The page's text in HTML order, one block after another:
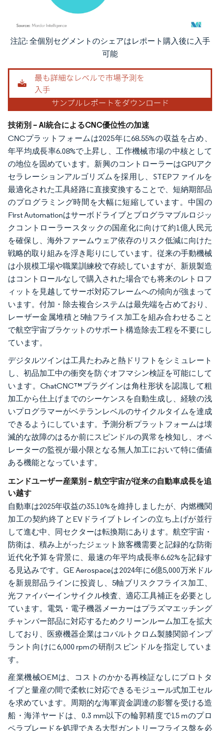
画像 © Mordor Intelligence。再利用にはCC BY 4.0の表示が必要です。
注記: 全個別セグメントのシェアはレポート購入後に入手
可能
技術別 – AI統合によるCNC優位性の加速
CNCプラットフォームは2025年に68.55%の収益を占め、
年平均成長率6.08%で上昇し、工作機械市場の中核として
の地位を固めています。新興のコントローラーはGPUアク
セラレーションアルゴリズムを採用し、STEPファイルを
最適化された工具経路に直接変換することで、短納期部品
のプログラミング時間を大幅に短縮しています。中国の
First Automationはサーボドライブとプログラマブルロジッ
クコントローラースタックの国産化に向けて約1億人民元
を確保し、海外ファームウェア依存のリスク低減に向けた
戦略的取り組みを浮き彫りにしています。従来の手動機械
は小規模工場や職業訓練校で存続していますが、新規製造
はコントロールなしで購入された場合でも将来のレトロフ
ィットを見越してサーボ対応フレームへの傾向が強まって
います。付加・除去複合システムは最先端を占めており、
レーザー金属堆積と5軸フライス加工を組み合わせること
で航空宇宙ブラケットのサポート構造除去工程を不要にし
ています。
デジタルツインは工具たわみと熱ドリフトをシミュレート
し、初品加工中の衝突を防ぐオフマシン検証を可能にして
います。ChatCNC™プラグインは角柱形状を認識して粗
加工から仕上げまでのシーケンスを自動生成し、経験の浅
いプログラマーがベテランレベルのサイクルタイムを達成
できるようにしています。予測分析プラットフォームは壊
滅的な故障のはるか前にスピンドルの異常を検知し、オペ
レーターの監視が最小限となる無人加工において特に価値
ある機能となっています。
エンドユーザー産業別 – 航空宇宙が従来の自動車成長を追
い越す
自動車は2025年収益の35.10%を維持しましたが、内燃機関
加工の契約終了とEVドライブトレインの立ち上げが並行
して進む中、同セクターは転換期にあります。航空宇宙・
防衛は、積み上がったジェット旅客機需要と記録的な防衛
近代化予算を背景に、最速の年平均成長率6.62%を記録す
る見込みです。GE Aerospaceは2024年に6億5,000万米ドル
を新規部品ラインに投資し、5軸ブリスクフライス加工、
光ファイバーインサイクル検査、適応工具補正を必要とし
ています。電気・電子機器メーカーはプラズマエッチング
チャンバー部品に対応するためクリーンルーム加工を拡大
しており、医療機器企業はコバルトクロム製膝関節インプ
ラント向けに6,000 rpmの研削スピンドルを指定していま
す。
産業機械OEMは、コストのかかる再検証なしにプロトタ
イプと量産の間で柔軟に対応できるモジュール式加工セル
を求めています。周期的な海軍資金調達の影響を受ける造
船・海洋ヤードは、0.3 mm以下の輪郭精度で15 mのプロ
ペラブレードを処理できる大型ガントリーフライス盤を必